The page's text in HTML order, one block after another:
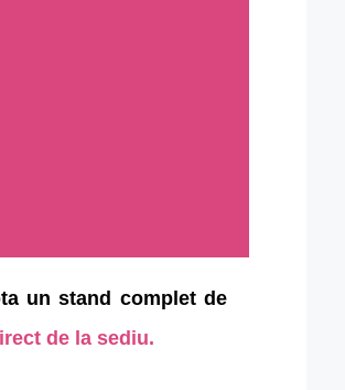
un stand complet de
de la sediu.